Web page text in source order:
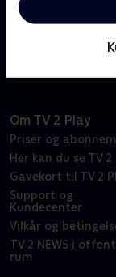
Forbrydelserne
Om TV 2 Play
Priser og
Her kan du se TV 2
Gavekort til TV 2
Support og
Kundecenter
Vilkår og
TV 2 NEWS i
rum